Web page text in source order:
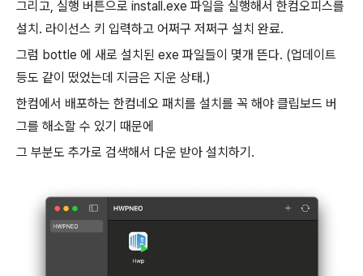
그리고, 실행 버튼으로 install.exe 파일을 실행해서 한컴오피스를
설치. 라이선스 키 입력하고 어쩌구 저쩌구 설치 완료.
그럼 bottle 에 새로 설치된 exe 파일들이 몇개 뜬다. (업데이트
등도 같이 떴었는데 지금은 지운 상태.)
한컴에서 배포하는 한컴네오 패치를 설치를 꼭 해야 클립보드 버
그를 해소할 수 있기 때문에
그 부분도 추가로 검색해서 다운 받아 설치하기.